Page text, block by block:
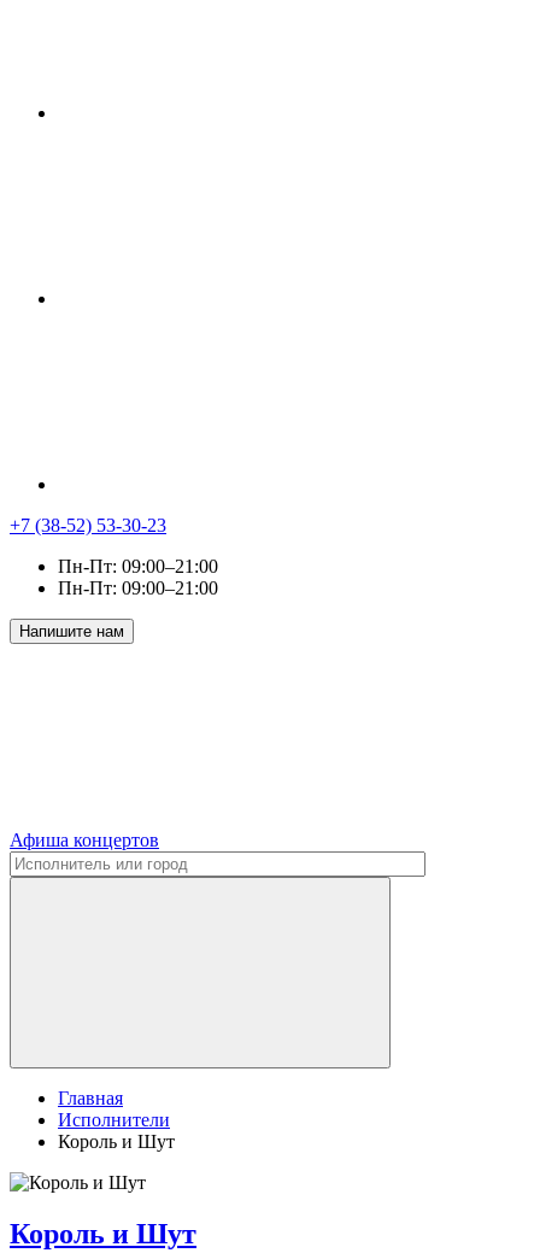
+7 (38-52) 53-30-23
Пн-Пт: 09:00–21:00
Пн-Пт: 09:00–21:00
Напишите нам
Афиша концертов
Главная
Исполнители
Король и Шут
Король и Шут